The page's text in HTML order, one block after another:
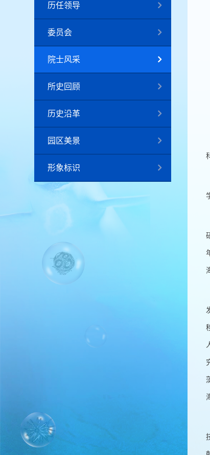
历任领导
委员会
院士风采
所史回顾
历史沿革
园区美景
形象标识